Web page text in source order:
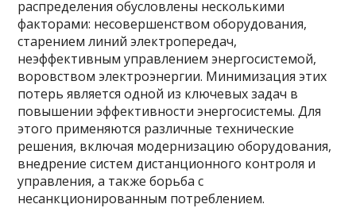
распределения обусловлены несколькими
факторами: несовершенством оборудования,
старением линий электропередач,
неэффективным управлением энергосистемой,
воровством электроэнергии. Минимизация этих
потерь является одной из ключевых задач в
повышении эффективности энергосистемы. Для
этого применяются различные технические
решения, включая модернизацию оборудования,
внедрение систем дистанционного контроля и
управления, а также борьба с
несанкционированным потреблением.